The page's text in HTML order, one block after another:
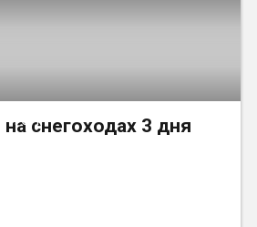
и СНГснегоходах 3 дня